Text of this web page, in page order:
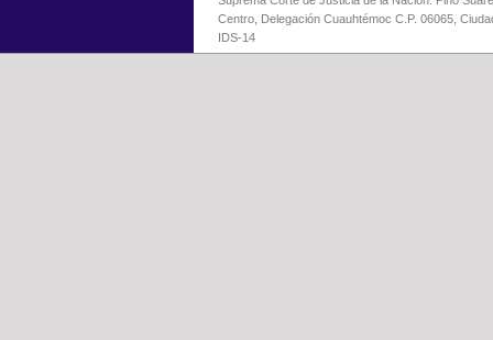
Centro, Delegación Cuauhtémoc C.P. 06065,
IDS-14